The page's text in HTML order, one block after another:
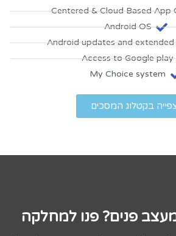
Centered & Cloud Based App
Android OS
Android updates and
Access to Google play
My Choice system
בקטלוג המסכים
פנים? פנו למחלקה